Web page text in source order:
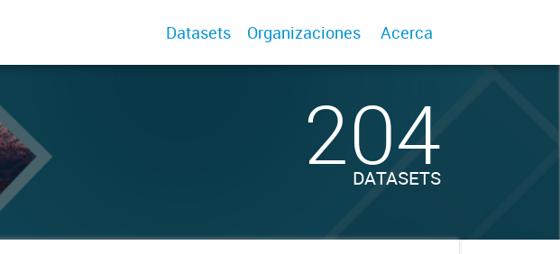
Datasets Organizaciones Acerca
204
DATASETS